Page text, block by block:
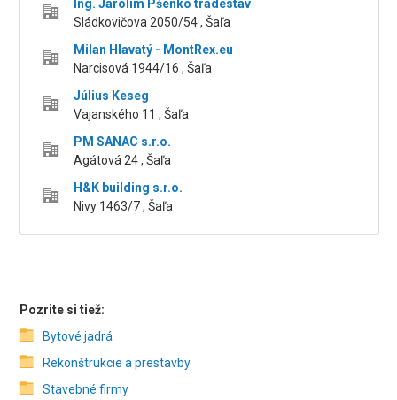
Ing. Jarolím Pšenko tradestav
Sládkovičova 2050/54 , Šaľa
Milan Hlavatý - MontRex.eu
Narcisová 1944/16 , Šaľa
Július Keseg
Vajanského 11 , Šaľa
PM SANAC s.r.o.
Agátová 24 , Šaľa
H&K building s.r.o.
Nivy 1463/7 , Šaľa
Pozrite si tiež:
Bytové jadrá
Rekonštrukcie a prestavby
Stavebné firmy